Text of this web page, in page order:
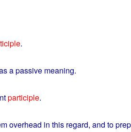
.
apassive meaning.
participle.
overhead in this regard, and to